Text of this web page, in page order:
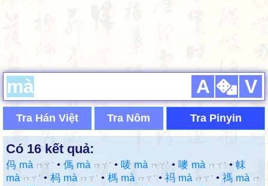
A V
Tra Hán Việt Tra Nôm Tra Pinyin
Có 16 kết quả:
㐷 mà ㄇㄚˋ • 傌 mà ㄇㄚˋ • 唛 mà ㄇㄚˋ • 嘜 mà ㄇㄚˋ • 帓
mà ㄇㄚˋ • 杩 mà ㄇㄚˋ • 榪 mà ㄇㄚˋ • 祃 mà ㄇㄚˋ • 禡 mà ㄇ